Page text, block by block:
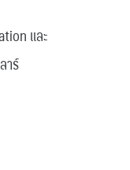
และ
าร์